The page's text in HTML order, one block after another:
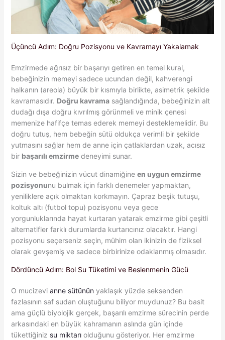
Üçüncü Adım: Doğru Pozisyonu ve Kavramayı Yakalamak
Emzirmede ağrısız bir başarıyı getiren en temel kural,
bebeğinizin memeyi sadece ucundan değil, kahverengi
halkanın (areola) büyük bir kısmıyla birlikte, asimetrik şekilde
kavramasıdır. Doğru kavramasağlandığında, bebeğinizin alt
dudağı dışa doğru kıvrılmış görünmeli ve minik çenesi
memenize hafifçe temas ederek memeyi desteklemelidir. Bu
doğru tutuş, hem bebeğin sütü oldukça verimli bir şekilde
yutmasını sağlar hem de anne için çatlaklardan uzak, acısız
bir başarılı emzirmedeneyimi sunar.
Sizin ve bebeğinizin vücut dinamiğine en uygun emzirme
pozisyonunu bulmak için farklı denemeler yapmaktan,
yeniliklere açık olmaktan korkmayın. Çapraz beşik tutuşu,
koltuk altı (futbol topu) pozisyonu veya gece
yorgunluklarında hayat kurtaran yatarak emzirme gibi çeşitli
alternatifler farklı durumlarda kurtarıcınız olacaktır. Hangi
pozisyonu seçerseniz seçin, mühim olan ikinizin de fiziksel
olarak gevşemiş ve sadece birbirinize odaklanmış olmasıdır.
Dördüncü Adım: Bol Su Tüketimi ve Beslenmenin Gücü
O mucizevi anne sütününyaklaşık yüzde seksenden
fazlasının saf sudan oluştuğunu biliyor muydunuz? Bu basit
ama güçlü biyolojik gerçek, başarılı emzirme sürecinin perde
arkasındaki en büyük kahramanın aslında gün içinde
tükettiğiniz su miktarıolduğunu gösteriyor. Her emzirme